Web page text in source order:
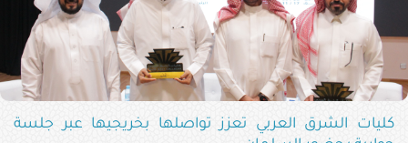
كليات الشرق العربي تعزز تواصلها بخريجيها عبر جلسة